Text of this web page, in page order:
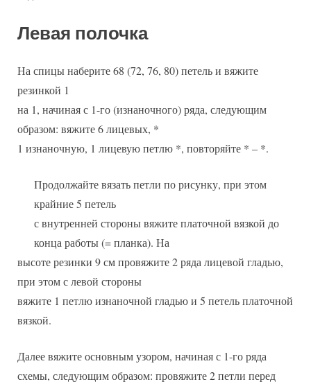
Левая полочка
На спицы наберите 68 (72, 76, 80) петель и вяжите
резинкой 1
на 1, начиная с 1-го (изнаночного) ряда, следующим
образом: вяжите 6 лицевых, *
1 изнаночную, 1 лицевую петлю *, повторяйте * – *.
Продолжайте вязать петли по рисунку, при этом
крайние 5 петель
с внутренней стороны вяжите платочной вязкой до
конца работы (= планка). На
высоте резинки 9 см провяжите 2 ряда лицевой гладью,
при этом с левой стороны
вяжите 1 петлю изнаночной гладью и 5 петель платочной
вязкой.
Далее вяжите основным узором, начиная с 1-го ряда
схемы, следующим образом: провяжите 2 петли перед